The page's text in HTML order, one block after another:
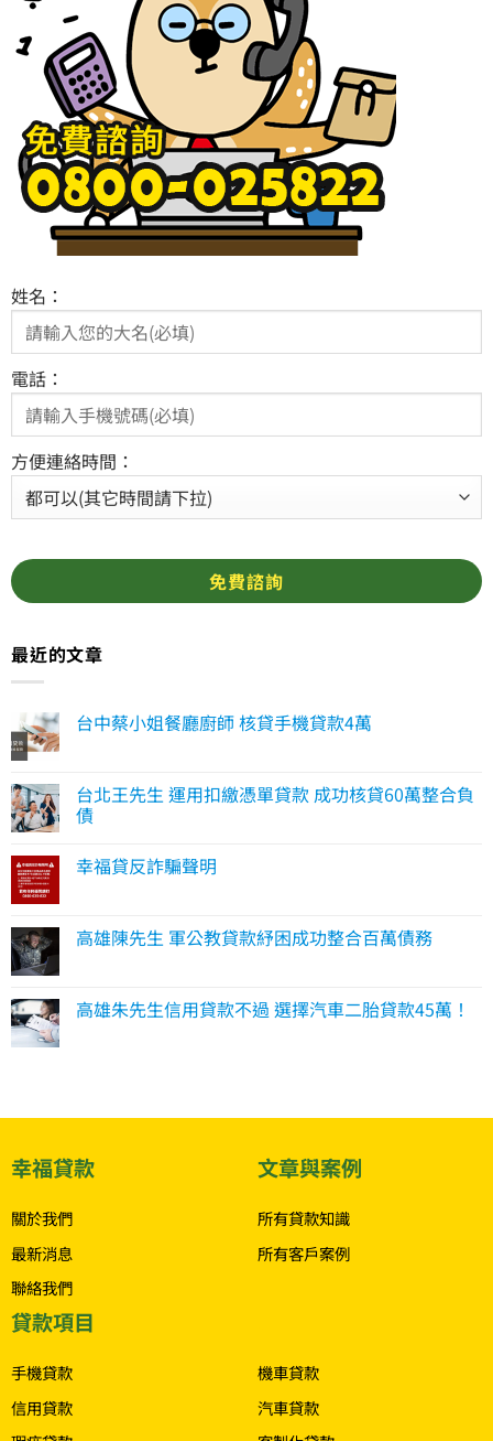
姓名：
電話：
方便連絡時間：
最近的文章
台中蔡小姐餐廳廚師 核貸手機貸款4萬
台北王先生 運用扣繳憑單貸款 成功核貸60萬整合負
債
幸福貸反詐騙聲明
高雄陳先生 軍公教貸款紓困成功整合百萬債務
高雄朱先生信用貸款不過 選擇汽車二胎貸款45萬！
幸福貸款
關於我們
最新消息
聯絡我們
文章與案例
所有貸款知識
所有客戶案例
貸款項目
手機貸款
信用貸款
機車貸款
汽車貸款